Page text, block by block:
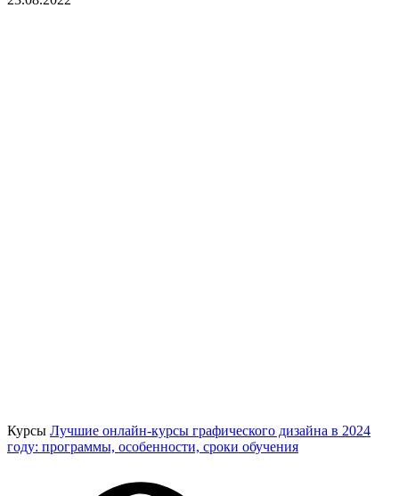
Курсы Лучшие онлайн-курсы графического дизайна в 2024
году: программы, особенности, сроки обучения